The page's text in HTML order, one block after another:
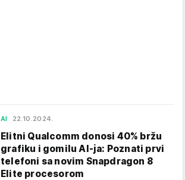
AI 22.10.2024.
Elitni Qualcomm donosi 40% bržu
grafiku i gomilu AI-ja: Poznati prvi
telefoni sa novim Snapdragon 8
Elite procesorom